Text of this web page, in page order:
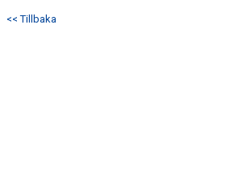
<< Tillbaka